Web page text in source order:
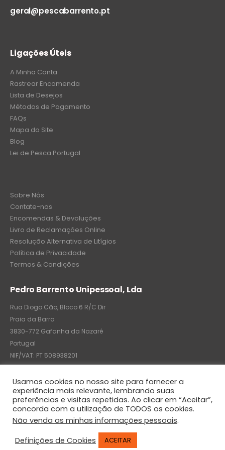
geral@pescabarrento.pt
Ligações Úteis
A Minha Conta
Rastrear Encomenda
Lista de Desejos
Métodos de Pagamento
FAQs
Mapa do Site
Blog
Lei de Pesca Portugal
Sobre Nós
Contate-nos
Encomendas & Devoluções
Livro de Reclamações Online
Resolução Alternativa de Litígios
Política de Privacidade
Termos & Condições
Pedro Barrento Unipessoal, Lda
Rua Diogo Cão, Bloco 6 R/C Dir
Praia da Barra
3830-772 Gafanha da Nazaré
Portugal
NIF/VAT: PT 508938201
C.R.C.: 7004-8522-6075
© Pedro Barrento Unipessoal, Lda. 2020. All Rights Reserved
Usamos cookies no nosso site para fornecer a
experiência mais relevante, lembrando suas
preferências e visitas repetidas. Ao clicar em “Aceitar”,
concorda com a utilização de TODOS os cookies.
Não venda as minhas informações pessoais.
Definições de Cookies
ACEITAR